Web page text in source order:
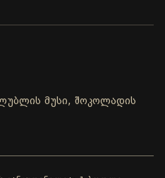
მუსი, შოკოლადის